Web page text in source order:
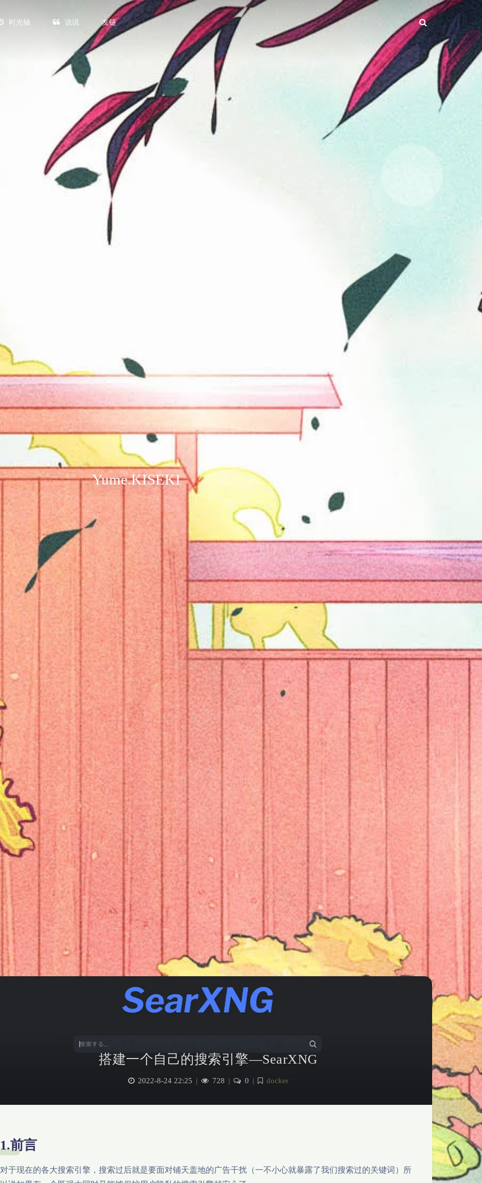
时光轴 说说 友链
Yume.KISEKI
搭建一个自己的搜索引擎—SearXNG
2022-8-24 22:25 | 728 | 0 | docker
1.前言
对于现在的各大搜索引擎，搜索过后就是要面对铺天盖地的广告干扰（一不小心就暴露了我们搜索过的关键词）所